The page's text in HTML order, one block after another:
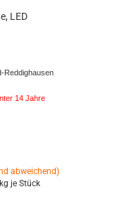
LED
Reddighausen
14 Jahre
abweichend)
kg je Stück